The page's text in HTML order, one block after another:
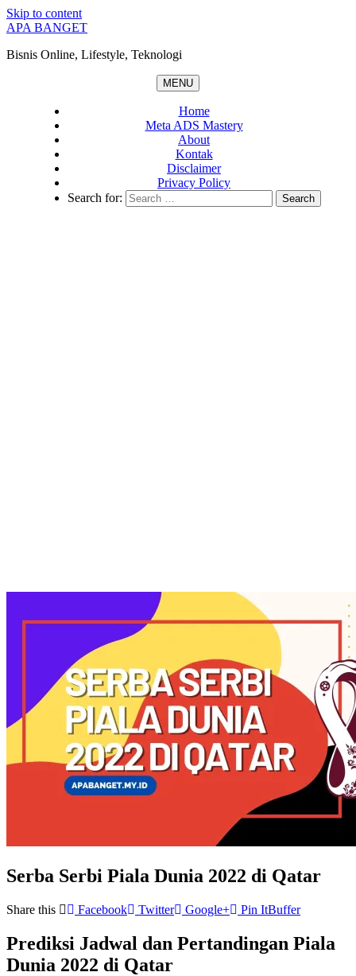
Skip to content
APA BANGET
Bisnis Online, Lifestyle, Teknologi
MENU
Home
Meta ADS Mastery
About
Kontak
Disclaimer
Privacy Policy
Search for:
Serba Serbi Piala Dunia 2022 di Qatar
Share this Facebook Twitter Google+ Pin ItBuffer
Prediksi Jadwal dan Pertandingan Piala
Dunia 2022 di Qatar